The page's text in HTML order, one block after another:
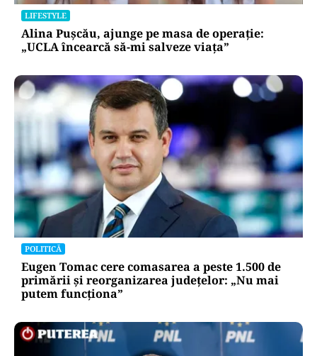
LIFESTYLE
Alina Pușcău, ajunge pe masa de operație:
„UCLA încearcă să-mi salveze viața”
POLITICĂ
Eugen Tomac cere comasarea a peste 1.500 de
primării și reorganizarea județelor: „Nu mai
putem funcționa”